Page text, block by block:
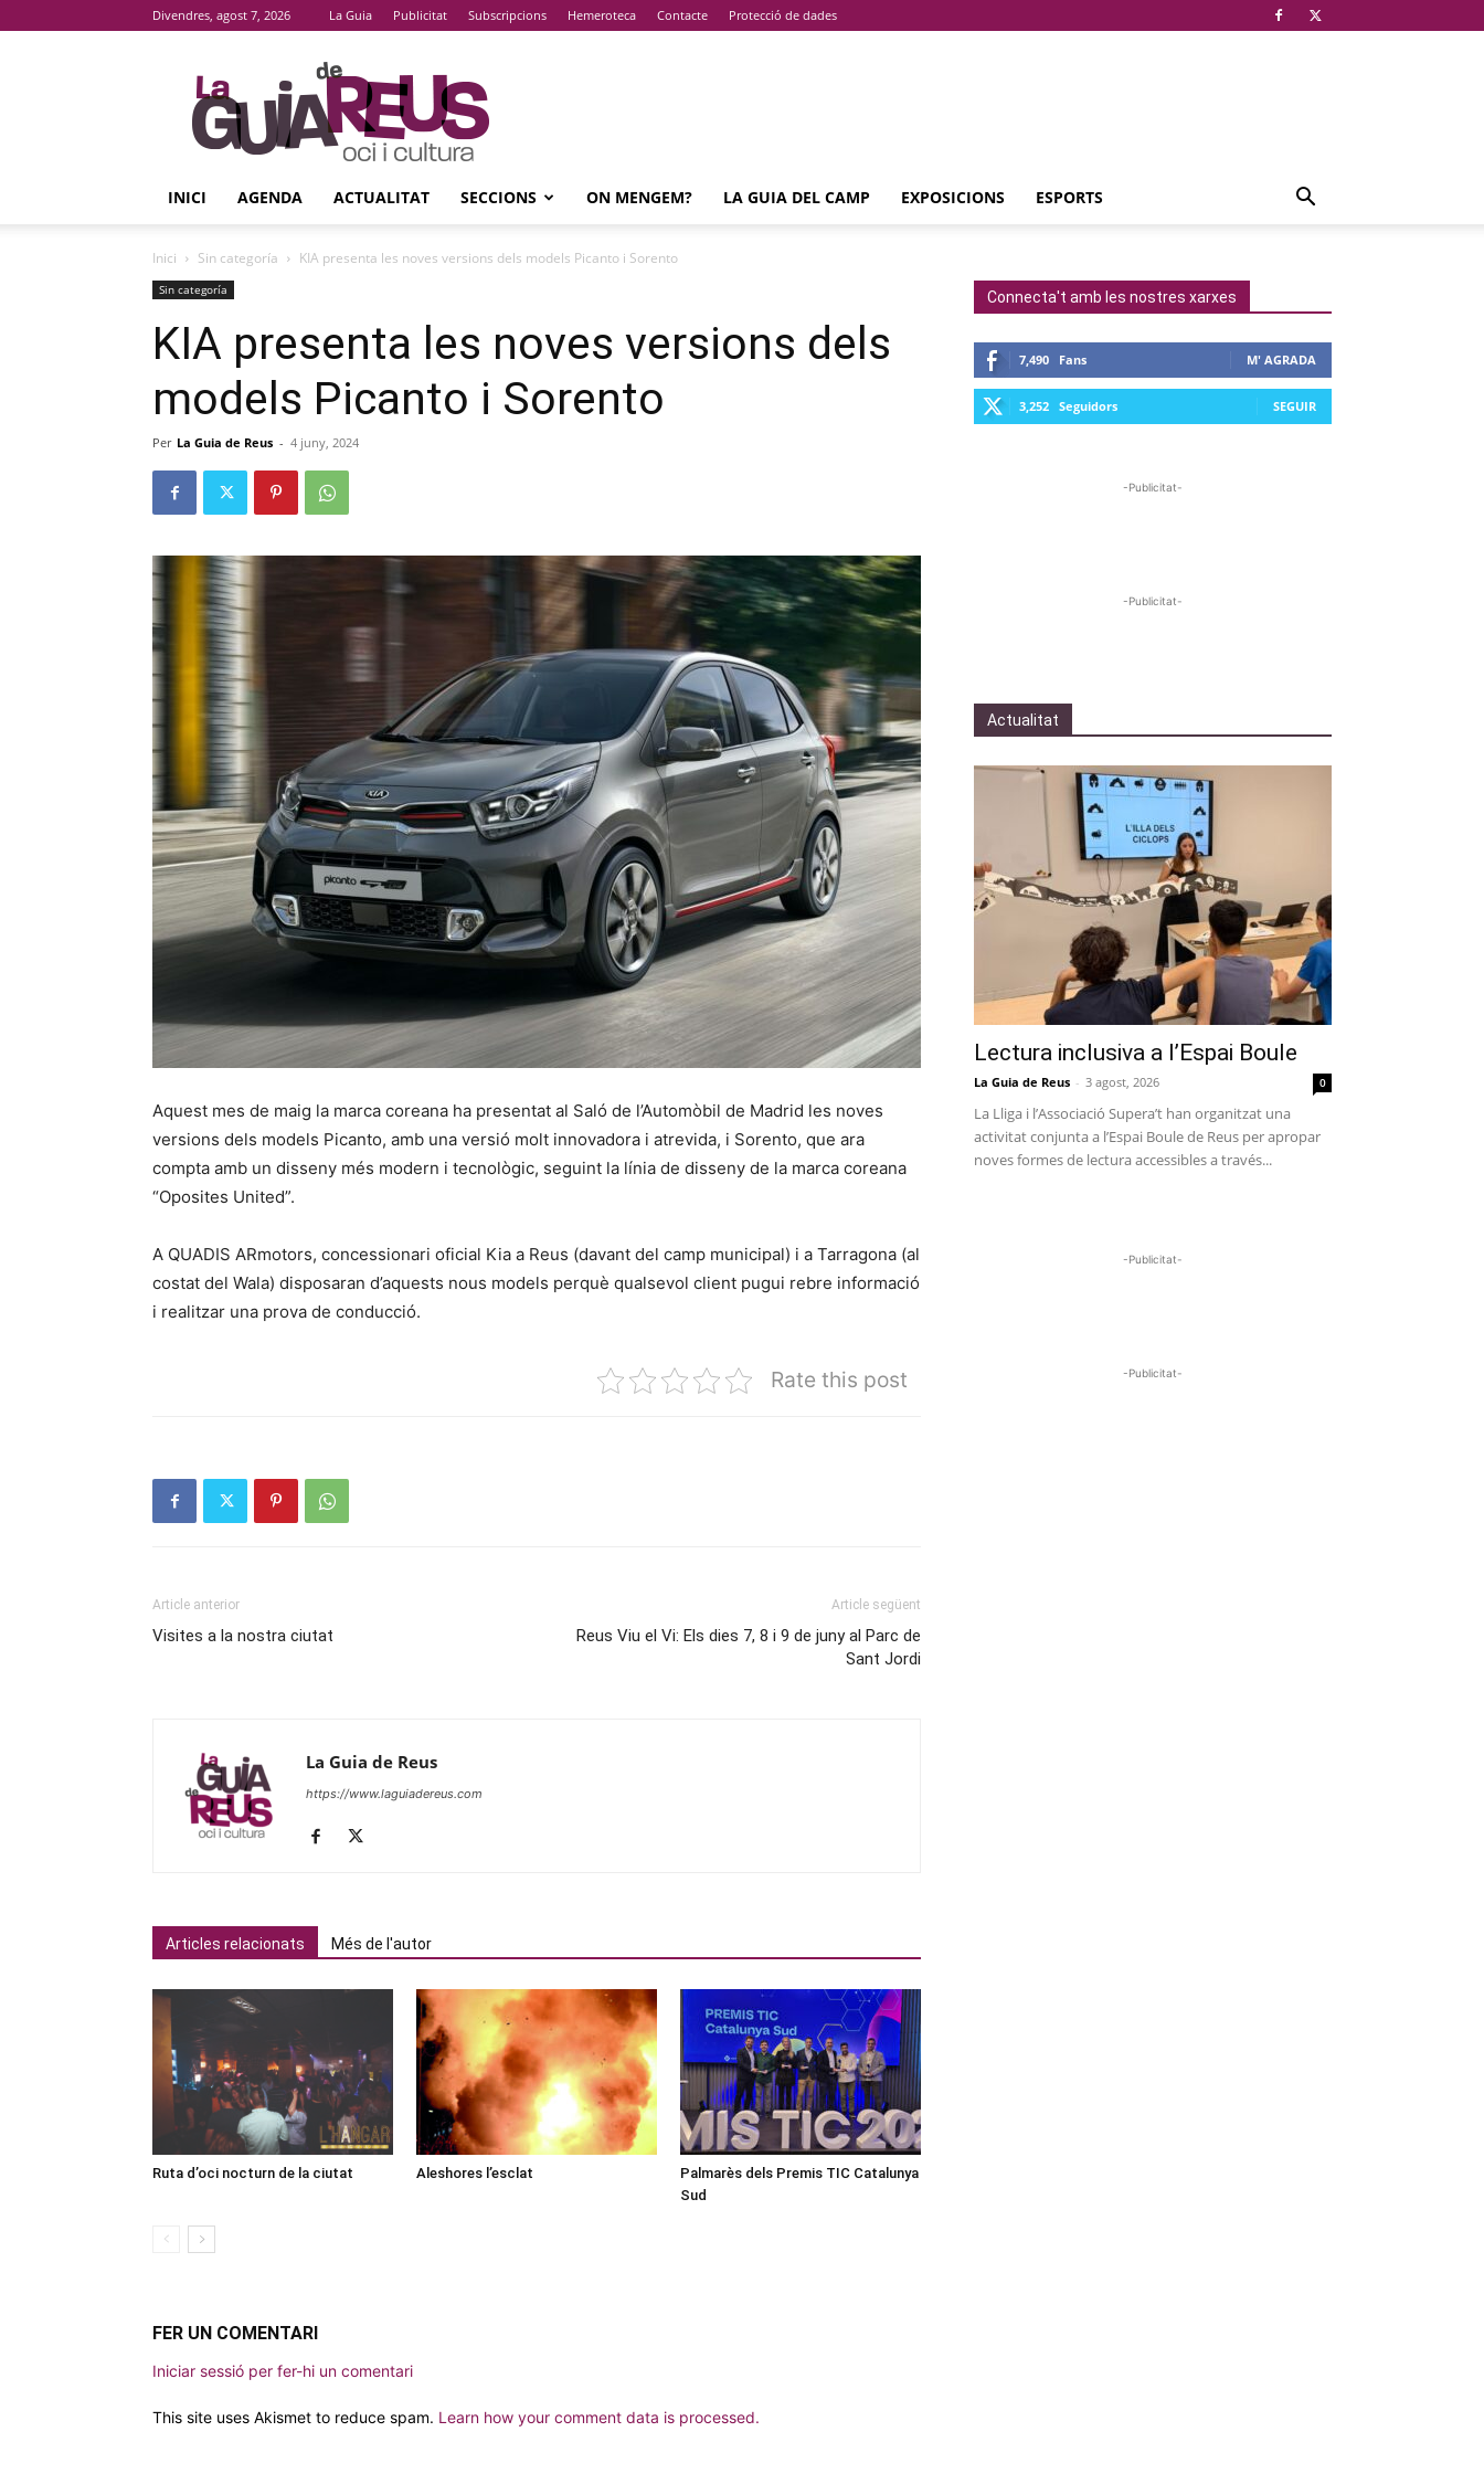
Divendres, agost 7, 2026 La Guia Publicitat Subscripcions Hemeroteca Contacte Protecció de dades
La
Guia
De
Reus
INICI AGENDA ACTUALITAT SECCIONS ON MENGEM? LA GUIA DEL CAMP EXPOSICIONS ESPORTS
Inici Sin categoría KIA presenta les noves versions dels models Picanto i Sorento
Sin categoría
KIA presenta les noves versions dels
models Picanto i Sorento
Per La Guia de Reus - 4 juny, 2024
Aquest mes de maig la marca coreana ha presentat al Saló de l’Automòbil de Madrid les noves
versions dels models Picanto, amb una versió molt innovadora i atrevida, i Sorento, que ara
compta amb un disseny més modern i tecnològic, seguint la línia de disseny de la marca coreana
“Oposites United”.
A QUADIS ARmotors, concessionari oficial Kia a Reus (davant del camp municipal) i a Tarragona (al
costat del Wala) disposaran d’aquests nous models perquè qualsevol client pugui rebre informació
i realitzar una prova de conducció.
Rate this post
Article anterior
Visites a la nostra ciutat
Article següent
Reus Viu el Vi: Els dies 7, 8 i 9 de juny al Parc de
Sant Jordi
La Guia de Reus
https://www.laguiadereus.com
Articles relacionats Més de l'autor
Ruta d’oci nocturn de la ciutat Aleshores l’esclat
Palmarès dels Premis TIC Catalunya
Sud
FER UN COMENTARI
Iniciar sessió per fer-hi un comentari
This site uses Akismet to reduce spam. Learn how your comment data is processed.
Connecta't amb les nostres xarxes
7,490 Fans M' AGRADA
3,252 Seguidors SEGUIR
-Publicitat-
-Publicitat-
Actualitat
Lectura inclusiva a l’Espai Boule
La Guia de Reus - 3 agost, 2026 0
La Lliga i l’Associació Supera’t han organitzat una
activitat conjunta a l’Espai Boule de Reus per apropar
noves formes de lectura accessibles a través...
-Publicitat-
-Publicitat-